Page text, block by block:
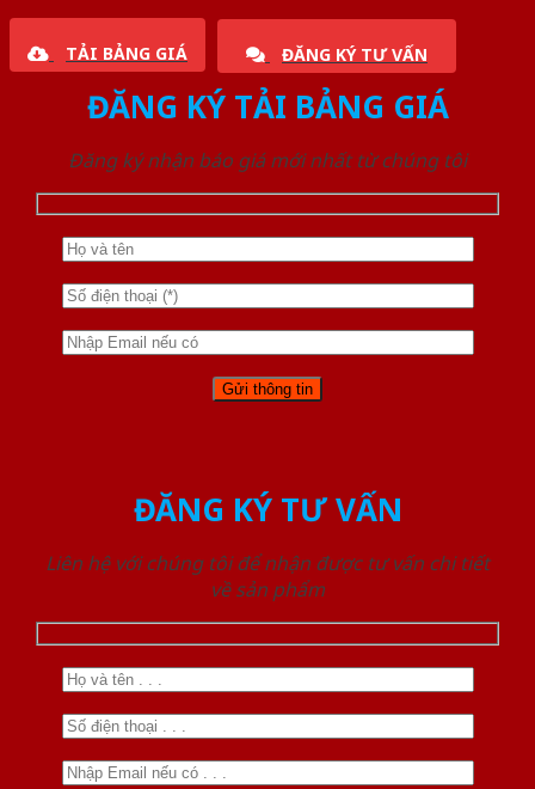
TẢI BẢNG GIÁ ĐĂNG KÝ TƯ VẤN
ĐĂNG KÝ TẢI BẢNG GIÁ
Đăng ký nhận báo giá mới nhất từ chúng tôi
ĐĂNG KÝ TƯ VẤN
Liên hệ với chúng tôi để nhận được tư vấn chi tiết
về sản phẩm